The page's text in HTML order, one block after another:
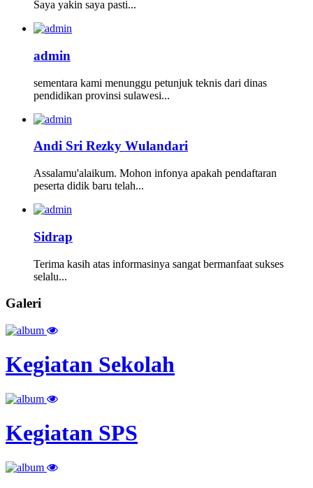
Saya yakin saya pasti...
admin
sementara kami menunggu petunjuk teknis dari dinas
pendidikan provinsi sulawesi...
Andi Sri Rezky Wulandari
Assalamu'alaikum. Mohon infonya apakah pendaftaran
peserta didik baru telah...
Sidrap
Terima kasih atas informasinya sangat bermanfaat sukses
selalu...
Galeri
Kegiatan Sekolah
Kegiatan SPS